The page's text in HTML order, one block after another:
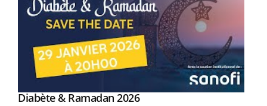
Youtube
Diabète & Ramadan 2026Youtube